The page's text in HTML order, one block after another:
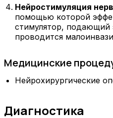
Нейростимуляция
помощью которой
стимулятор, подающий
проводится
Медицинские
Нейрохирургические
Диагностика